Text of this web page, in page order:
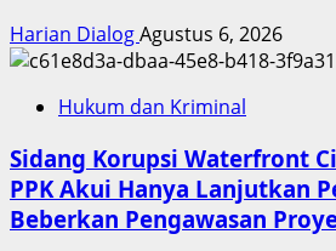
Harian DialogAgustus 6, 2026
Hukum dan Kriminal
Sidang Korupsi Waterfront
PPK Akui Hanya Lanjutkan
Beberkan Pengawasan